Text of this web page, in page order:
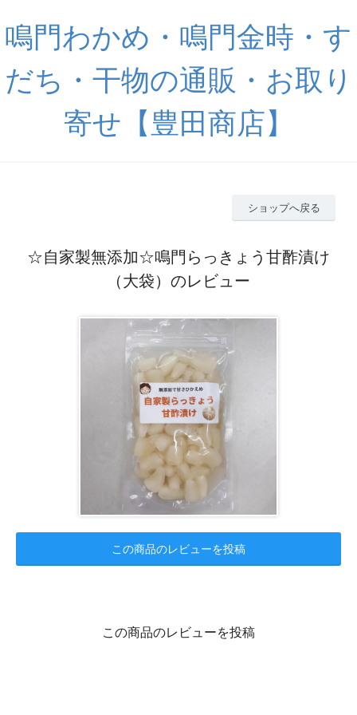
鳴門わかめ・鳴門金時・す
だち・干物の通販・お取り
寄せ【豊田商店】
ショップへ戻る
☆自家製無添加☆鳴門らっきょう甘酢漬け
（大袋）のレビュー
この商品のレビューを投稿
この商品のレビューを投稿